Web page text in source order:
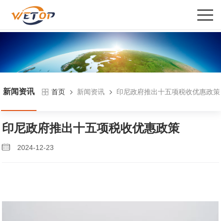
新闻资讯 首页 新闻资讯 印尼政府推出十五项税收优惠政策
印尼政府推出十五项税收优惠政策
2024-12-23